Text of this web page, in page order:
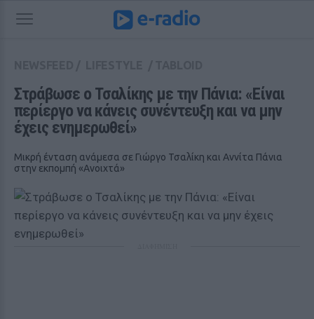
Στράβωσε ο Τσαλίκης με την Πάνια: «Είναι
περίεργο να κάνεις συνέντευξη και να μην
έχεις ενημερωθεί»
Μικρή ένταση ανάμεσα σε Γιώργο Τσαλίκη και Αννίτα Πάνια
στην εκπομπή «Ανοιχτά»